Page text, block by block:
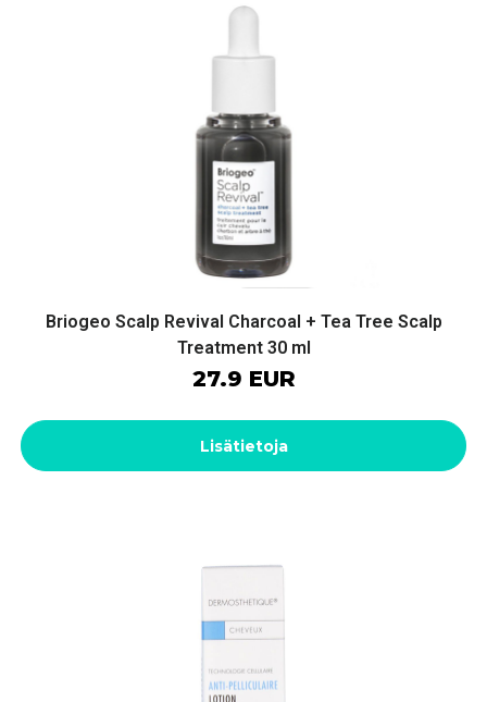
Briogeo Scalp Revival Charcoal + Tea Tree Scalp
Treatment 30 ml
27.9 EUR
Lisätietoja